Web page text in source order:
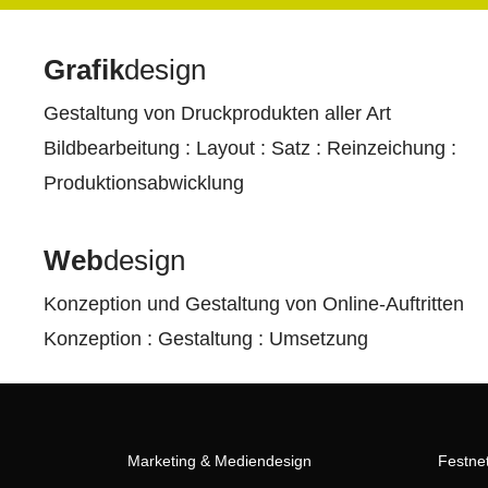
Grafikdesign
Gestaltung von Druckprodukten aller Art
Bildbearbeitung : Layout : Satz : Reinzeichung :
Produktionsabwicklung
Webdesign
Konzeption und Gestaltung von Online-Auftritten
Konzeption : Gestaltung : Umsetzung
Marketing & Mediendesign